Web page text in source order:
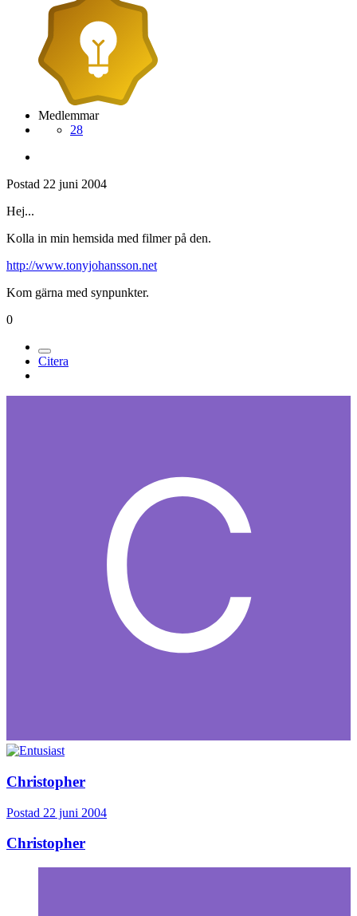
Medlemmar
28
Postad 22 juni 2004
Hej...
Kolla in min hemsida med filmer på den.
http://www.tonyjohansson.net
Kom gärna med synpunkter.
0
Citera
Christopher
Postad 22 juni 2004
Christopher